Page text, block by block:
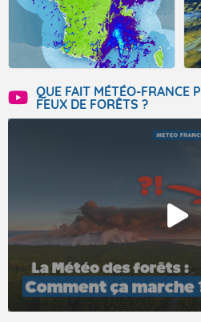
QUE FAIT MÉTÉO-FRANCE
FEUX DE FORÊTS ?